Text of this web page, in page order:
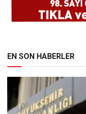
EN SON HABERLER